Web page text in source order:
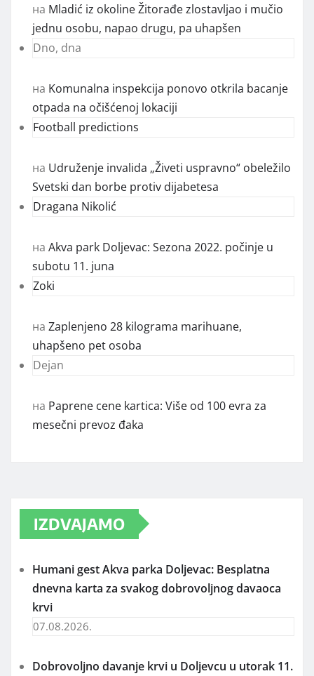
на Mladić iz okoline Žitorađe zlostavljao i mučio
jednu osobu, napao drugu, pa uhapšen
Dno, dna
на Komunalna inspekcija ponovo otkrila bacanje
otpada na očišćenoj lokaciji
Football predictions
на Udruženje invalida „Živeti uspravno“ obeležilo
Svetski dan borbe protiv dijabetesa
Dragana Nikolić
на Akva park Doljevac: Sezona 2022. počinje u
subotu 11. juna
Zoki
на Zaplenjeno 28 kilograma marihuane,
uhapšeno pet osoba
Dejan
на Paprene cene kartica: Više od 100 evra za
mesečni prevoz đaka
IZDVAJAMO
Humani gest Akva parka Doljevac: Besplatna
dnevna karta za svakog dobrovoljnog davaoca
krvi
07.08.2026.
Dobrovoljno davanje krvi u Doljevcu u utorak 11.